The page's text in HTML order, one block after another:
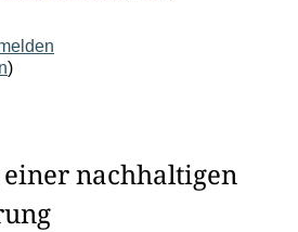
)
nachhaltigen